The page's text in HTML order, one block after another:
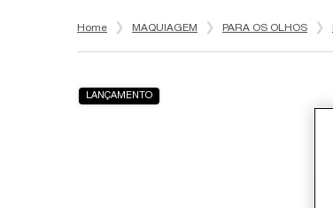
Home
MAQUIAGEM PARA OS OLHOS
LANÇAMENTO